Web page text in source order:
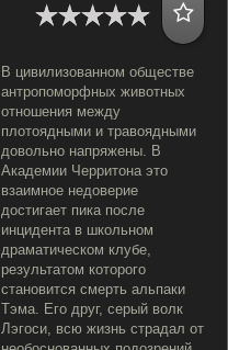
В цивилизованном обществе
антропоморфных животных
отношения между
плотоядными и травоядными
довольно напряжены. В
Академии Черритона это
взаимное недоверие
достигает пика после
инцидента в школьном
драматическом клубе,
результатом которого
становится смерть альпаки
Тэма. Его друг, серый волк
Лэгоси, всю жизнь страдал от